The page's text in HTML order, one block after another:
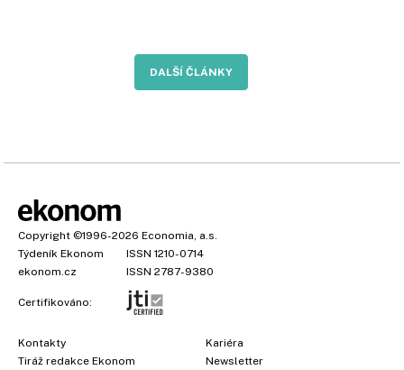
DALŠÍ ČLÁNKY
Copyright ©1996-2026 Economia, a.s.
Týdeník Ekonom
ISSN 1210-0714
ekonom.cz
ISSN 2787-9380
Certifikováno:
Kontakty
Tiráž redakce Ekonom
Kariéra
Newsletter